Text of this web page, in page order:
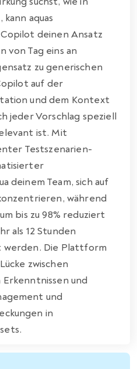
aquas
deinen Ansatz
von Tag eins an
zu generischen
auf der
und dem Kontext
jeder Vorschlag speziell
ist. Mit
Testszenarien-
deinem Team, sich auf
während
bis zu 98% reduziert
als 12 Stunden
werden. Die Plattform
zwischen
und
und
in